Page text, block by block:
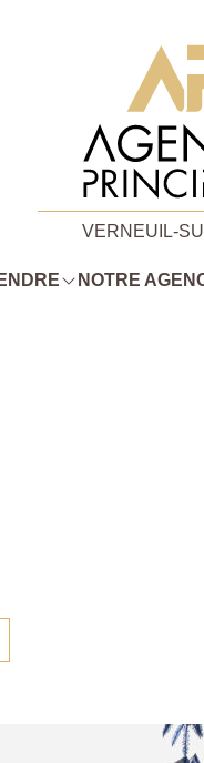
VERNEUIL-
NOTRE